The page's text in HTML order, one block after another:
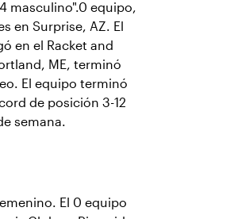
masculino".0 equipo,
en Surprise, AZ. El
en el Racket and
ME, terminó
El equipo terminó
de posición 3-12
semana.
El 0 equipo